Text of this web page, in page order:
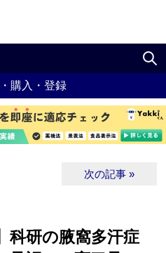
購入・登録
次の記事 »
科研の腋窩多汗症